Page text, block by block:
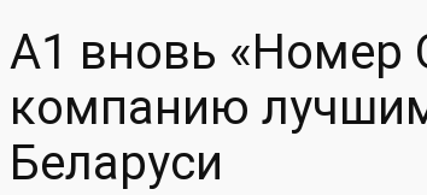
А1 вновь «Номер
компанию
Беларуси